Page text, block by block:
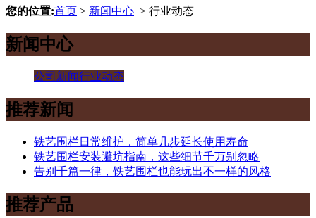
您的位置:首页 > 新闻中心 > 行业动态
新闻中心
公司新闻行业动态
推荐新闻
铁艺围栏日常维护，简单几步延长使用寿命
铁艺围栏安装避坑指南，这些细节千万别忽略
告别千篇一律，铁艺围栏也能玩出不一样的风格
推荐产品